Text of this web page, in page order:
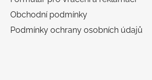
Obchodní podmínky
Podmínky ochrany osobních údajů